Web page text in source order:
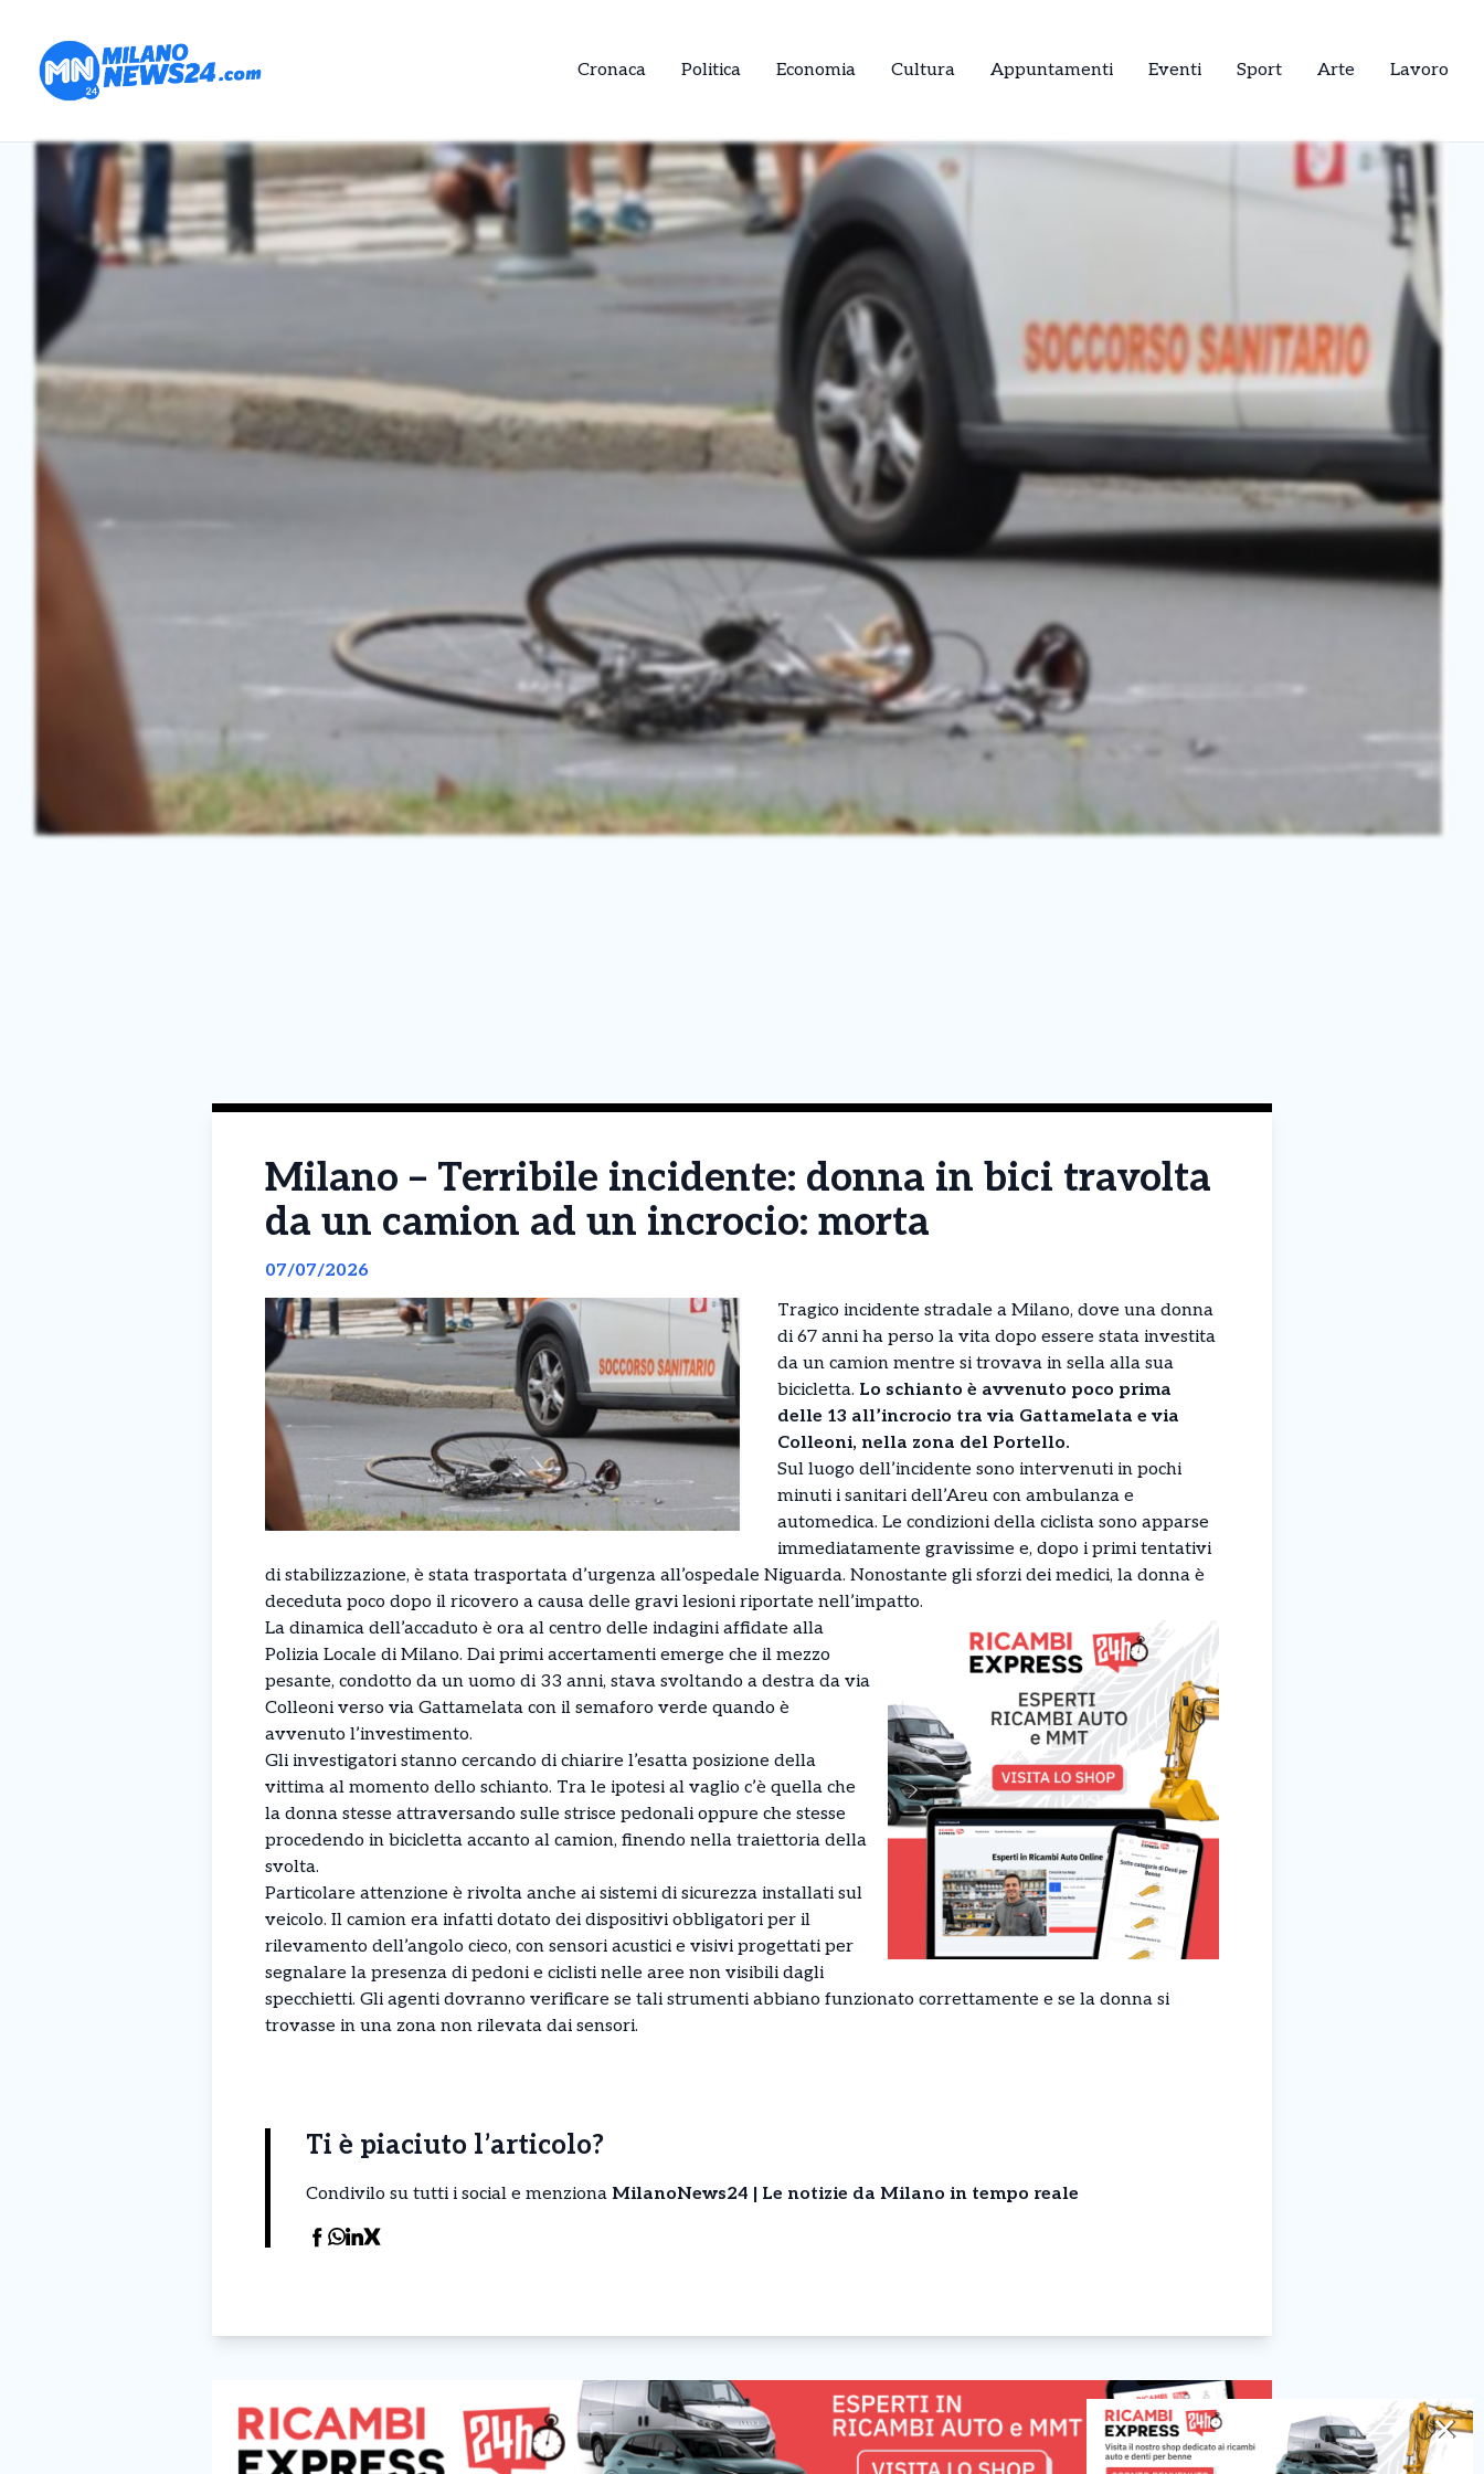
Cronaca Politica Economia Cultura Appuntamenti Eventi Sport Arte Lavoro
Milano – Terribile incidente: donna in bici travolta
da un camion ad un incrocio: morta
07/07/2026
Tragico incidente stradale a Milano, dove una donna
di 67 anni ha perso la vita dopo essere stata investita
da un camion mentre si trovava in sella alla sua
bicicletta. Lo schianto è avvenuto poco prima
delle 13 all’incrocio tra via Gattamelata e via
Colleoni, nella zona del Portello.
Sul luogo dell’incidente sono intervenuti in pochi
minuti i sanitari dell’Areu con ambulanza e
automedica. Le condizioni della ciclista sono apparse
immediatamente gravissime e, dopo i primi tentativi
di stabilizzazione, è stata trasportata d’urgenza all’ospedale Niguarda. Nonostante gli sforzi dei medici, la donna è
deceduta poco dopo il ricovero a causa delle gravi lesioni riportate nell’impatto.
La dinamica dell’accaduto è ora al centro delle indagini affidate alla
Polizia Locale di Milano. Dai primi accertamenti emerge che il mezzo
pesante, condotto da un uomo di 33 anni, stava svoltando a destra da via
Colleoni verso via Gattamelata con il semaforo verde quando è
avvenuto l’investimento.
Gli investigatori stanno cercando di chiarire l’esatta posizione della
vittima al momento dello schianto. Tra le ipotesi al vaglio c’è quella che
la donna stesse attraversando sulle strisce pedonali oppure che stesse
procedendo in bicicletta accanto al camion, finendo nella traiettoria della
svolta.
Particolare attenzione è rivolta anche ai sistemi di sicurezza installati sul
veicolo. Il camion era infatti dotato dei dispositivi obbligatori per il
rilevamento dell’angolo cieco, con sensori acustici e visivi progettati per
segnalare la presenza di pedoni e ciclisti nelle aree non visibili dagli
specchietti. Gli agenti dovranno verificare se tali strumenti abbiano funzionato correttamente e se la donna si
trovasse in una zona non rilevata dai sensori.
Ti è piaciuto l’articolo?
Condivilo su tutti i social e menziona MilanoNews24 | Le notizie da Milano in tempo reale
✕